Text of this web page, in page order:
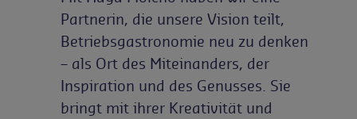
Partnerin, die unsere Vision teilt,
Betriebsgastronomie neu zu denken
– als Ort des Miteinanders, der
Inspiration und des Genusses. Sie
bringt mit ihrer Kreativität und